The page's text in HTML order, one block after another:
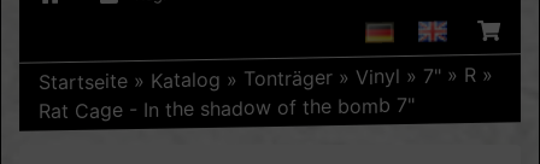
Startseite » Katalog » Tonträger » Vinyl » 7" » R »
Rat Cage - In the shadow of the bomb 7"